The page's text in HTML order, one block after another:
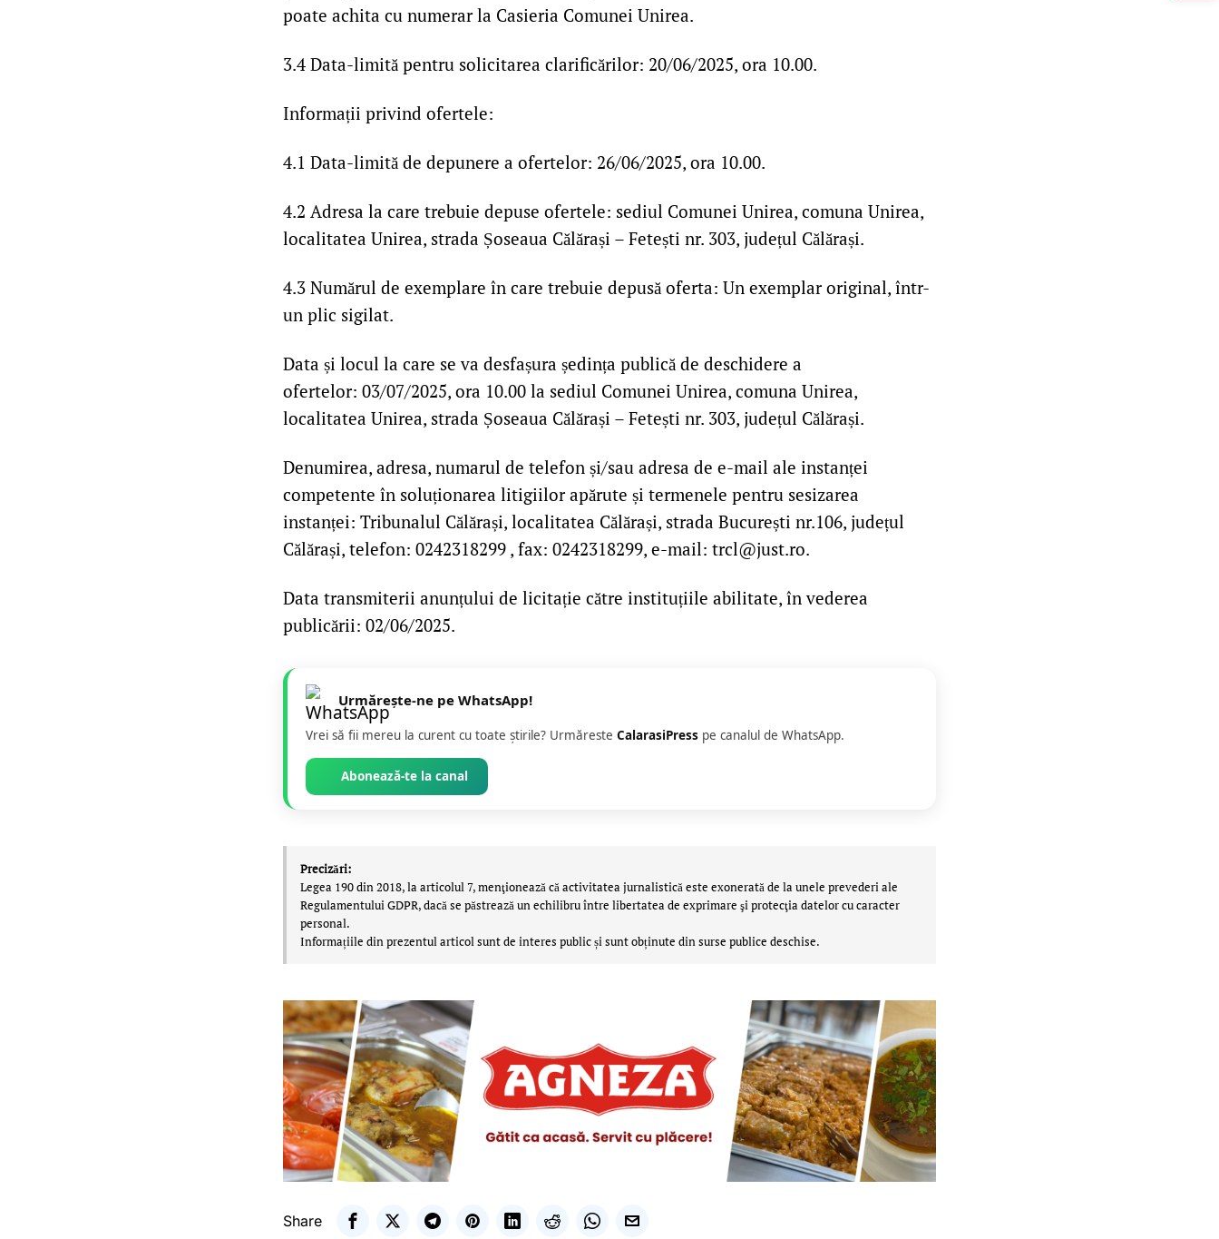
poate achita cu numerar la Casieria Comunei Unirea.
3.4 Data-limită pentru solicitarea clarificărilor: 20/06/2025, ora 10.00.
Informații privind ofertele:
4.1 Data-limită de depunere a ofertelor: 26/06/2025, ora 10.00.
4.2 Adresa la care trebuie depuse ofertele: sediul Comunei Unirea, comuna Unirea,
localitatea Unirea, strada Șoseaua Călărași – Fetești nr. 303, județul Călărași.
4.3 Numărul de exemplare în care trebuie depusă oferta: Un exemplar original, într-
un plic sigilat.
Data și locul la care se va desfașura ședința publică de deschidere a
ofertelor: 03/07/2025, ora 10.00 la sediul Comunei Unirea, comuna Unirea,
localitatea Unirea, strada Șoseaua Călărași – Fetești nr. 303, județul Călărași.
Denumirea, adresa, numarul de telefon și/sau adresa de e-mail ale instanței
competente în soluționarea litigiilor apărute și termenele pentru sesizarea
instanței: Tribunalul Călărași, localitatea Călărași, strada București nr.106, județul
Călărași, telefon: 0242318299 , fax: 0242318299, e-mail: trcl@just.ro.
Data transmiterii anunțului de licitație către instituțiile abilitate, în vederea
publicării: 02/06/2025.
Urmărește-ne pe WhatsApp!
Vrei să fii mereu la curent cu toate știrile? Urmăreste CalarasiPress pe canalul de WhatsApp.
Abonează-te la canal
Precizări:
Legea 190 din 2018, la articolul 7, menţionează că activitatea jurnalistică este exonerată de la unele prevederi ale
Regulamentului GDPR, dacă se păstrează un echilibru între libertatea de exprimare şi protecţia datelor cu caracter
personal.
Informațiile din prezentul articol sunt de interes public și sunt obținute din surse publice deschise.
Share